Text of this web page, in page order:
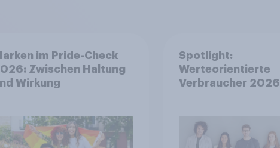
im Pride-Check
Zwischen Haltung
Wirkung
Spotlight:
Werteorientierte
Verbraucher 2026